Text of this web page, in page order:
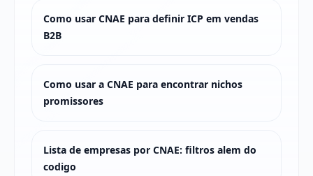
Como usar CNAE para definir ICP em vendas
B2B
Como usar a CNAE para encontrar nichos
promissores
Lista de empresas por CNAE: filtros alem do
codigo